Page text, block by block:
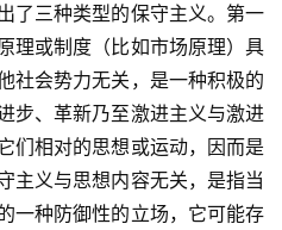
了三种类型的保守主义。第一
理或制度（比如市场原理）具
社会势力无关，是一种积极的
步、革新乃至激进主义与激进
们相对的思想或运动，因而是
主义与思想内容无关，是指当
一种防御性的立场，它可能存